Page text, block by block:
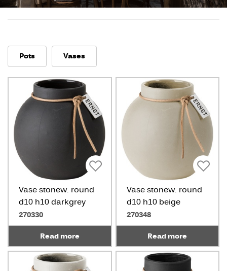
Pots Vases
Vase stonew. round
d10 h10 darkgrey
270330
Read more
Vase stonew. round
d10 h10 beige
270348
Read more